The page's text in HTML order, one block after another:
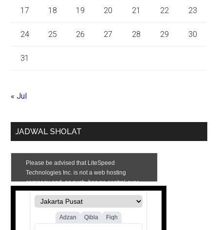
17 18 19 20 21 22 23
24 25 26 27 28 29 30
31
« Jul
JADWAL SHOLAT